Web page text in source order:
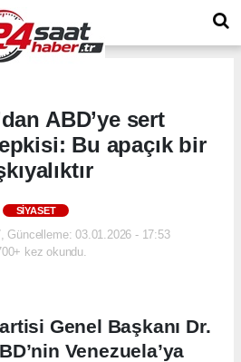
ABD’ye sert
Bu apaçık bir
SIYASET
Güncelleme: 03.01.2026 - 17:53
kez okundu.
Genel Başkanı Dr.
Venezuela’ya